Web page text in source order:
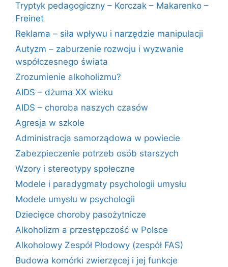
Tryptyk pedagogiczny – Korczak – Makarenko –
Freinet
Reklama – siła wpływu i narzędzie manipulacji
Autyzm – zaburzenie rozwoju i wyzwanie
współczesnego świata
Zrozumienie alkoholizmu?
AIDS – dżuma XX wieku
AIDS – choroba naszych czasów
Agresja w szkole
Administracja samorządowa w powiecie
Zabezpieczenie potrzeb osób starszych
Wzory i stereotypy społeczne
Modele i paradygmaty psychologii umysłu
Modele umysłu w psychologii
Dziecięce choroby pasożytnicze
Alkoholizm a przestępczość w Polsce
Alkoholowy Zespół Płodowy (zespół FAS)
Budowa komórki zwierzęcej i jej funkcje